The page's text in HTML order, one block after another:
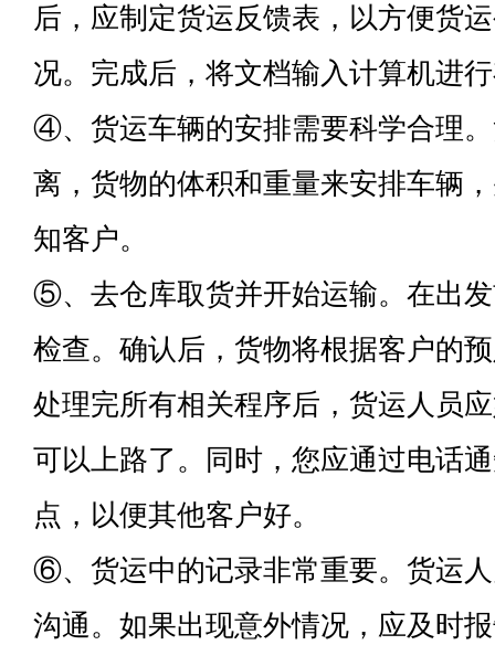
后，应制定货运反馈表，以方便货
况。完成后，将文档输入计算机进
④、货运车辆的安排需要科学合理
离，货物的体积和重量来安排车辆
知客户。
⑤、去仓库取货并开始运输。在出
检查。确认后，货物将根据客户的
处理完所有相关程序后，货运人员
可以上路了。同时，您应通过电话
点，以便其他客户好。
⑥、货运中的记录非常重要。货运
沟通。如果出现意外情况，应及时